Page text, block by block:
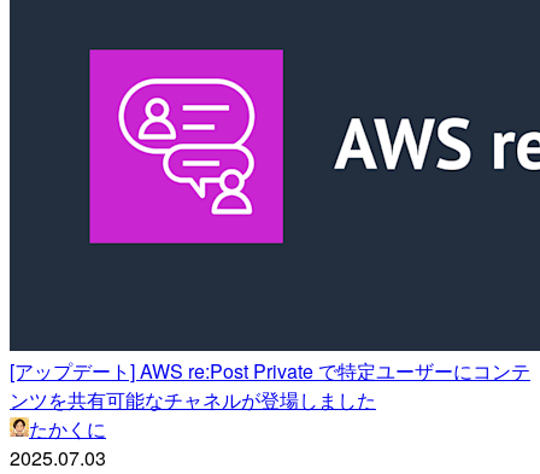
[アップデート] AWS re:Post Private で特定ユーザーにコンテ
ンツを共有可能なチャネルが登場しました
たかくに
2025.07.03